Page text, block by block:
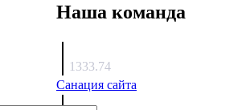
Наша команда
1333.74
Санация сайта
Каиргали